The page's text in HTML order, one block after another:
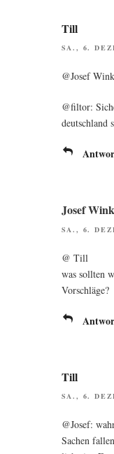
Till
SA., 6.
@Josef
@filtor:
deutsch­land
Josef
SA., 6.
@ Till
was soll­ten
Vorschläge?
Till
SA., 6.
@Josef:
Sachen